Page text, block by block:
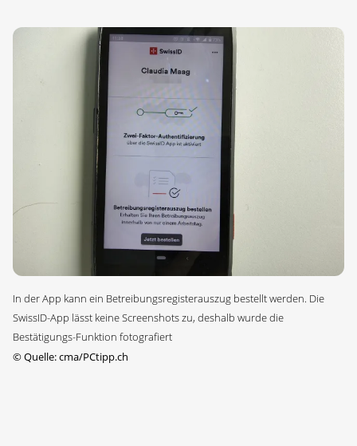
In der App kann ein Betreibungsregisterauszug bestellt werden. Die
SwissID-App lässt keine Screenshots zu, deshalb wurde die
Bestätigungs-Funktion fotografiert
©Quelle: cma/PCtipp.ch